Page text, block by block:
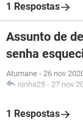
1 Respostas
Assunto de
senha
Atumane - 26 nov
ninha25 - 27 nov
1 Respostas